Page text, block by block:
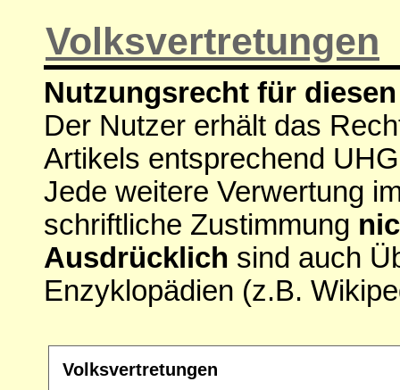
Volksvertretungen
Nutzungsrecht für
Der Nutzer erhält das
Artikels entsprechend
Jede weitere Verwertung
schriftliche Zustimmung
Ausdrücklich sind auch
Enzyklopädien (z.B.
Volksvertretungen